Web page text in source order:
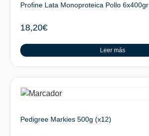
Profine Lata Monoproteica Pollo 6x400gr
18,20€
Leer más
Pedigree Markies 500g (x12)